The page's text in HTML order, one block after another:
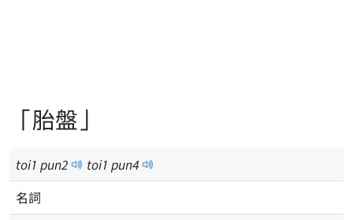
「胎盤」
toi1 pun2 toi1 pun4
名詞